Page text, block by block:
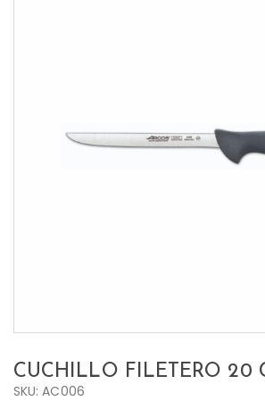
CUCHILLO FILETERO 20
SKU: AC006